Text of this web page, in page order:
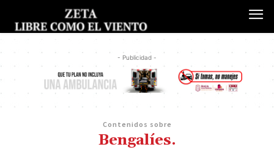
- Publicidad -
Contenidos sobre
Bengalíes.